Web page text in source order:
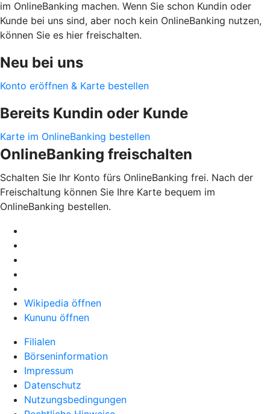
im OnlineBanking machen. Wenn Sie schon Kundin oder
Kunde bei uns sind, aber noch kein OnlineBanking nutzen,
können Sie es hier freischalten.
Neu bei uns
Konto eröffnen & Karte bestellen
Bereits Kundin oder Kunde
Karte im OnlineBanking bestellen
OnlineBanking freischalten
Schalten Sie Ihr Konto fürs OnlineBanking frei. Nach der
Freischaltung können Sie Ihre Karte bequem im
OnlineBanking bestellen.
Wikipedia öffnen
Kununu öffnen
Filialen
Börseninformation
Impressum
Datenschutz
Nutzungsbedingungen